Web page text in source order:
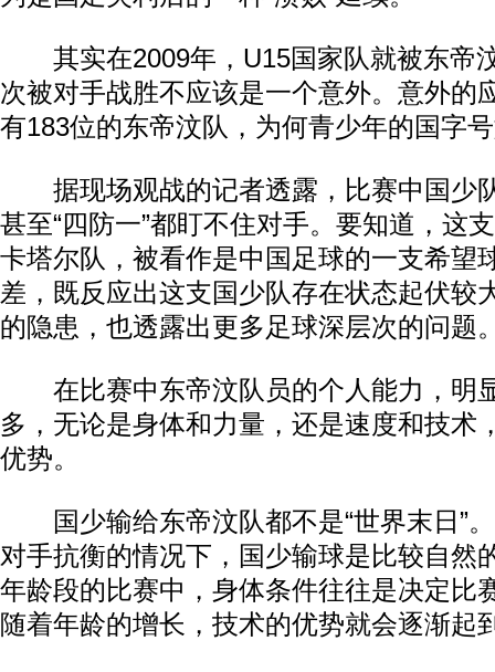
其实在2009年，U15国家队就被东帝
次被对手战胜不应该是一个意外。意外的
有183位的东帝汶队，为何青少年的国字
据现场观战的记者透露，比赛中国少
甚至“四防一”都盯不住对手。要知道，这
卡塔尔队，被看作是中国足球的一支希望
差，既反应出这支国少队存在状态起伏较
的隐患，也透露出更多足球深层次的问题
在比赛中东帝汶队员的个人能力，明
多，无论是身体和力量，还是速度和技术
优势。
国少输给东帝汶队都不是“世界末日”
对手抗衡的情况下，国少输球是比较自然
年龄段的比赛中，身体条件往往是决定比
随着年龄的增长，技术的优势就会逐渐起